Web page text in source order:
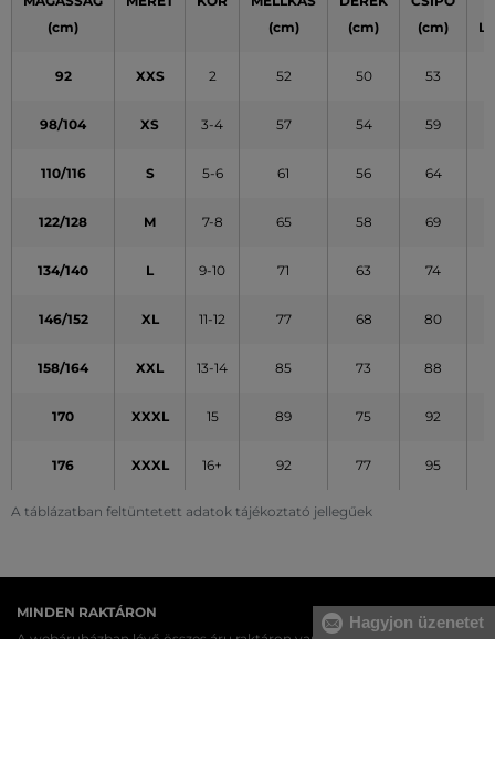
A táblázatban feltüntetett adatok tájékoztató jellegűek
(cm)
(cm)
(cm)
(cm)
92 XXS 2 52 50 53
98/104 XS 3-4 57 54 59
110/116 S 5-6 61 56 64
122/128 M 7-8 65 58 69
134/140 L 9-10 71 63 74
146/152 XL 11-12 77 68 80
158/164 XXL 13-14 85 73 88
170 XXXL 15 89 75 92
176 XXXL 16+ 92 77 95
MINDEN RAKTÁRON
A webáruházban lévő összes áru raktáron van.
Hagyjon üzenetet